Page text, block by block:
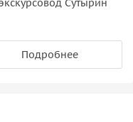
Сутырин
Подробнее